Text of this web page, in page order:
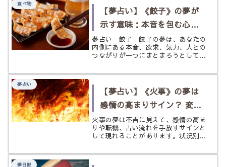
していれば、多くの人が何気なく接し
て...
食べ物
【夢占い】《餃子》の夢が
示す意味：本音を包む心と
対人運、行動力の高まり
夢占い 餃子 餃子の夢は、あなたの
内側にある本音、欲求、気力、人との
つながりが一つにまとまろうとしてい
数の具材を皮で包み、焼く、ゆでる、
です。そのため夢占いでは、ばらばら
だ...
夢占い
【夢占い】《火事》の夢は
感情の高まりサイン？ 変化
と再生の気配を状況別にひ
もとく
火事の夢は不吉に見えて、感情の高ま
りや転機、古い流れを手放すサインと
して現れることがあります。状況別に
夢日記